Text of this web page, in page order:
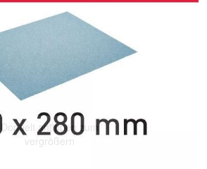
Doppelt antippen zum
vergrößern